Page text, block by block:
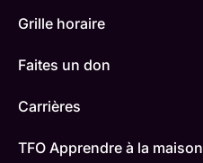
Grille horaire
Faites un don
Carrières
TFO Apprendre à la maison